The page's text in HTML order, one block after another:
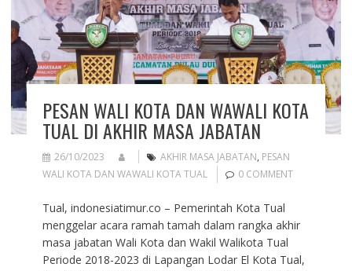
PESAN WALI KOTA DAN WAWALI KOTA
TUAL DI AKHIR MASA JABATAN
26/10/2023 AKHIR MASA JABATAN, PESAN
WALI KOTA DAN WAWALI KOTA TUAL
0 COMMENT
Tual, indonesiatimur.co – Pemerintah Kota Tual
menggelar acara ramah tamah dalam rangka akhir
masa jabatan Wali Kota dan Wakil Walikota Tual
Periode 2018-2023 di Lapangan Lodar El Kota Tual,